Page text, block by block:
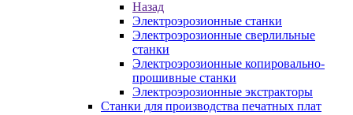
Назад
Электроэрозионные станки
Электроэрозионные сверлильные
станки
Электроэрозионные копировально-
прошивные станки
Электроэрозионные экстракторы
Станки для производства печатных плат